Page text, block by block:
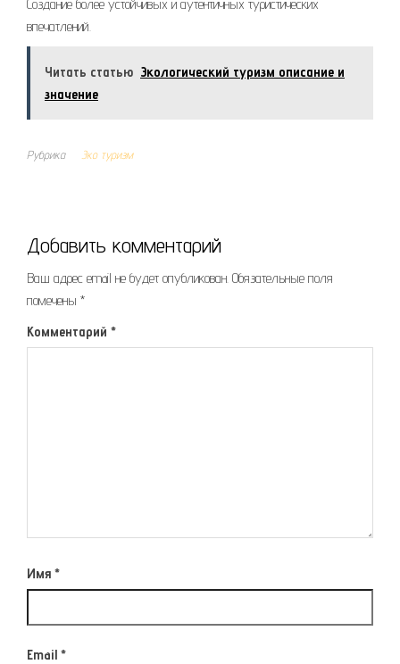
Создание более устойчивых и аутентичных туристических
впечатлений.
Читать статью Экологический туризм описание и
значение
Рубрика Эко туризм
Добавить комментарий
Ваш адрес email не будет опубликован. Обязательные поля
помечены *
Комментарий *
Имя *
Email *